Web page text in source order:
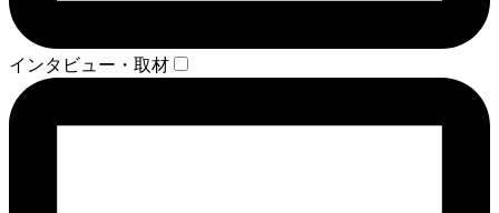
インタビュー・取材